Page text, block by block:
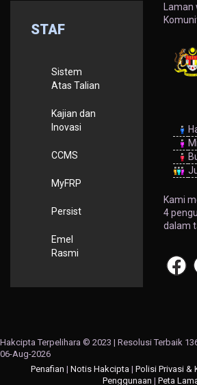
STAF
Sistem
Atas Talian
Kajian dan
Inovasi
CCMS
MyFRP
Persist
Emel
Rasmi
Kami
4
dalam
Hakcipta Terpelihara © 2023 | Resolusi Terbaik
06-Aug-2026
Penafian | Notis Hakcipta | Polisi Privasi &
Penggunaan | Peta